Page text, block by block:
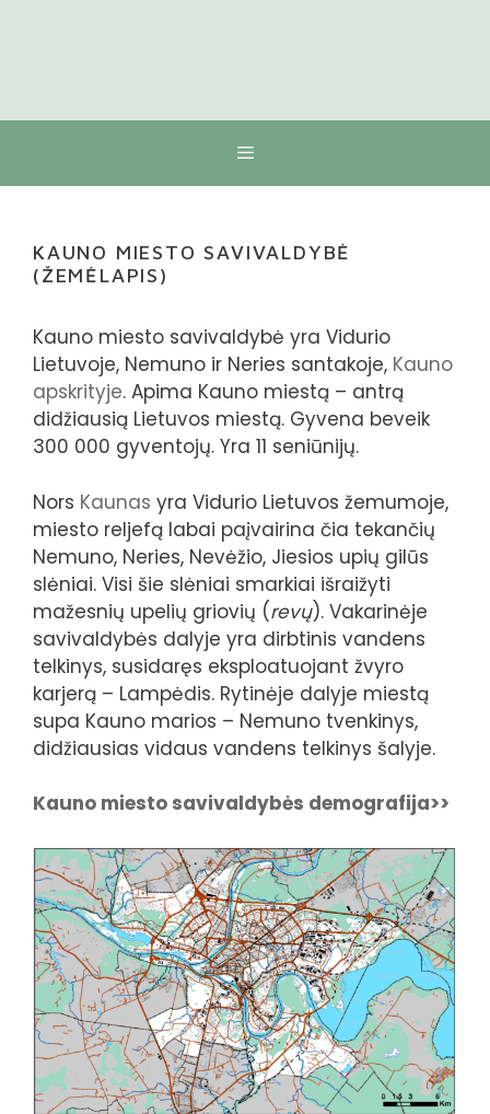
KAUNO MIESTO SAVIVALDYBĖ
(ŽEMĖLAPIS)
Kauno miesto savivaldybė yra Vidurio
Lietuvoje, Nemuno ir Neries santakoje, Kauno
apskrityje. Apima Kauno miestą – antrą
didžiausią Lietuvos miestą. Gyvena beveik
300 000 gyventojų. Yra 11 seniūnijų.
Nors Kaunas yra Vidurio Lietuvos žemumoje,
miesto reljefą labai paįvairina čia tekančių
Nemuno, Neries, Nevėžio, Jiesios upių gilūs
slėniai. Visi šie slėniai smarkiai išraižyti
mažesnių upelių griovių (revų). Vakarinėje
savivaldybės dalyje yra dirbtinis vandens
telkinys, susidaręs eksploatuojant žvyro
karjerą – Lampėdis. Rytinėje dalyje miestą
supa Kauno marios – Nemuno tvenkinys,
didžiausias vidaus vandens telkinys šalyje.
Kauno miesto savivaldybės demografija>>